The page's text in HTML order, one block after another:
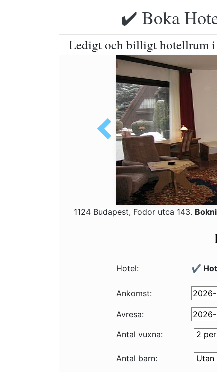
✔️ Boka
Ledigt och billigt hotellrum
1124 Budapest, Fodor utca 143.
Hotel: ✔️
Ankomst:
Avresa:
Antal vuxna:
Antal barn: